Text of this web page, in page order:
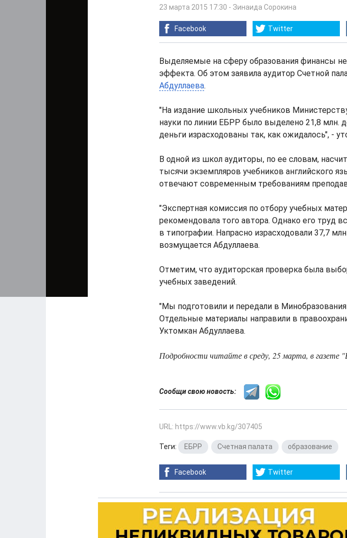
23 марта 2015 17:30 - Зинаида Сорокина
Facebook Twitter
Выделяемые на сферу образования финансы
эффекта. Об этом заявила аудитор Счетной
Абдуллаева.
"На издание школьных учебников
науки по линии ЕБРР было выделено 21,8 млн.
деньги израсходованы так, как ожидалось", -
В одной из школ аудиторы, по ее словам,
тысячи экземпляров учебников английского
отвечают современным требованиям
"Экспертная комиссия по отбору учебных
рекомендовала того автора. Однако его труд
в типографии. Напрасно израсходовали 37,7
возмущается Абдуллаева.
Отметим, что аудиторская проверка была
учебных заведений.
"Мы подготовили и передали в
Отдельные материалы направили в
Уктомкан Абдуллаева.
Подробности читайте в среду, 25 марта, в газете
Сообщи свою новость:
URL: https://www.vb.kg/307405
Теги: ЕБРР Счетная палата образование
Facebook Twitter